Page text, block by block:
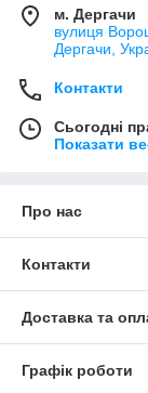
м. Дергачи
вулиця
Дергачи,
Контакти
Сьогодні
Показати
Про нас
Контакти
Доставка та
Графік роботи